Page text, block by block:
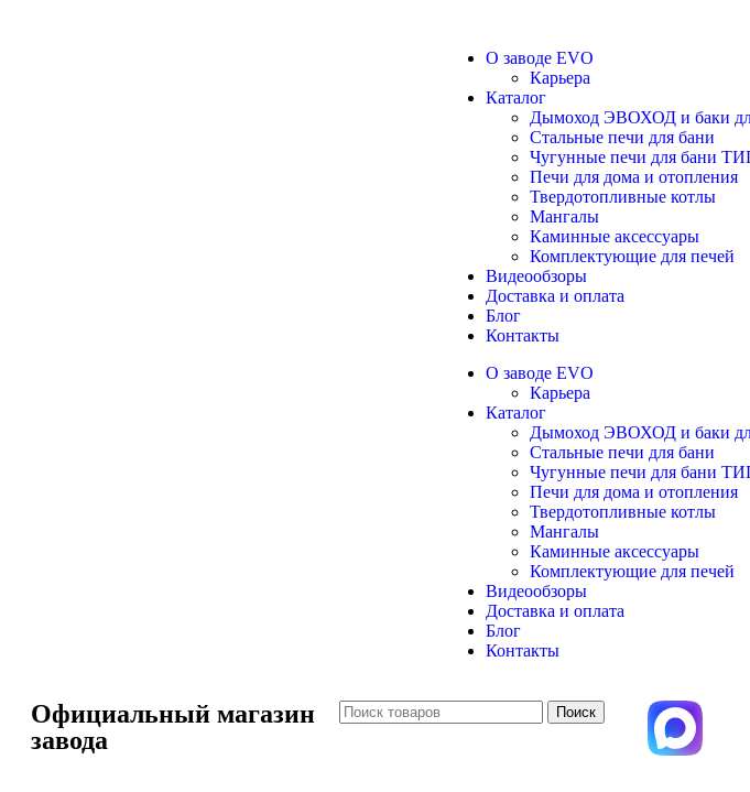
О заводе EVO
Карьера
Каталог
Дымоход ЭВОХОД и баки
Стальные печи для бани
Чугунные печи для бани
Печи для дома и отопления
Твердотопливные котлы
Мангалы
Каминные аксессуары
Комплектующие для печей
Видеообзоры
Доставка и оплата
Блог
Контакты
О заводе EVO
Карьера
Каталог
Дымоход ЭВОХОД и баки
Стальные печи для бани
Чугунные печи для бани
Печи для дома и отопления
Твердотопливные котлы
Мангалы
Каминные аксессуары
Комплектующие для печей
Видеообзоры
Доставка и оплата
Блог
Контакты
Официальный магазин
завода
Поиск